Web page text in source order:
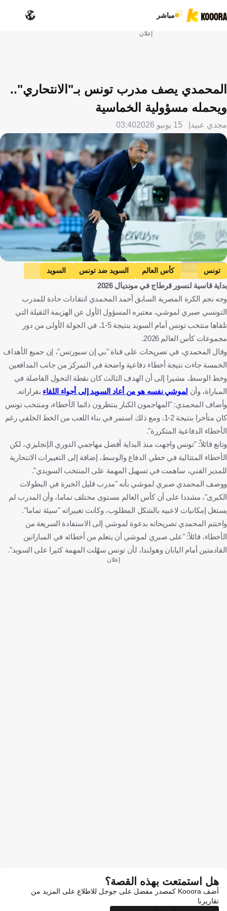
مباشر
إعلان
المحمدي يصف مدرب تونس بـ"الانتحاري"..
ويحمله مسؤولية الخماسية
مجدي عبيد 15 يونيو 2026 03:40
Getty Images
تونس كأس العالم السويد ضد تونس
السويد
صبري لموشي
تونس السويد المكسيك
بداية قاسية لنسور قرطاج في مونديال 2026
وجه نجم الكرة المصرية السابق أحمد المحمدي انتقادات حادة للمدرب
التونسي صبري لموشي، معتبره المسؤول الأول عن الهزيمة الثقيلة التي
تلقاها منتخب تونس أمام السويد بنتيجة 5-1، في الجولة الأولى من دور
مجموعات كأس العالم 2026.
وقال المحمدي، في تصريحات على قناة "بي إن سبورتس"، إن جميع الأهداف
الخمسة جاءت نتيجة أخطاء دفاعية واضحة في التمركز من جانب المدافعين
وخط الوسط، مشيرا إلى أن الهدف الثالث كان نقطة التحول الفاصلة في
المباراة، وأن لموشي نفسه هو من أعاد السويد إلى أجواء اللقاء بقراراته.
وأضاف المحمدي: "المهاجمون الكبار ينتظرون دائما الأخطاء، ومنتخب تونس
كان متأخرا بنتيجة 2-1، ومع ذلك استمر في بناء اللعب من الخط الخلفي رغم
الأخطاء الدفاعية المتكررة".
وتابع قائلاً: "تونس واجهت منذ البداية أفضل مهاجمي الدوري الإنجليزي، لكن
الأخطاء المتتالية في خطي الدفاع والوسط، إضافة إلى التغييرات الانتحارية
للمدير الفني، ساهمت في تسهيل المهمة على المنتخب السويدي".
ووصف المحمدي صبري لموشي بأنه "مدرب قليل الخبرة في البطولات
الكبرى"، مشددا على أن كأس العالم مستوى مختلف تماما، وأن المدرب لم
يستغل إمكانيات لاعبيه بالشكل المطلوب، وكانت تغييراته "سيئة تماما".
واختتم المحمدي تصريحاته بدعوة لموشي إلى الاستفادة السريعة من
الأخطاء، قائلاً: "على صبري لموشي أن يتعلم من أخطائه في المباراتين
القادمتين أمام اليابان وهولندا، لأن تونس سهّلت المهمة كثيرا على السويد".
إعلان
هل استمتعت بهذه القصة؟
أضف Kooora كمصدر مفضل على جوجل للاطلاع على المزيد من
تقاريرنا